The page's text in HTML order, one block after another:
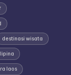
destinasi wisata
laos